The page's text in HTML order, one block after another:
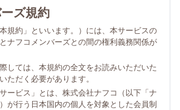
ズ規約
規約」といいます。）には、本サービスの
ナフコメンバーズとの間の権利義務関係が
しては、本規約の全文をお読みいただいた
ただく必要があります。
ービス」とは、株式会社ナフコ（以下「ナ
が行う日本国内の個人を対象とした会員制